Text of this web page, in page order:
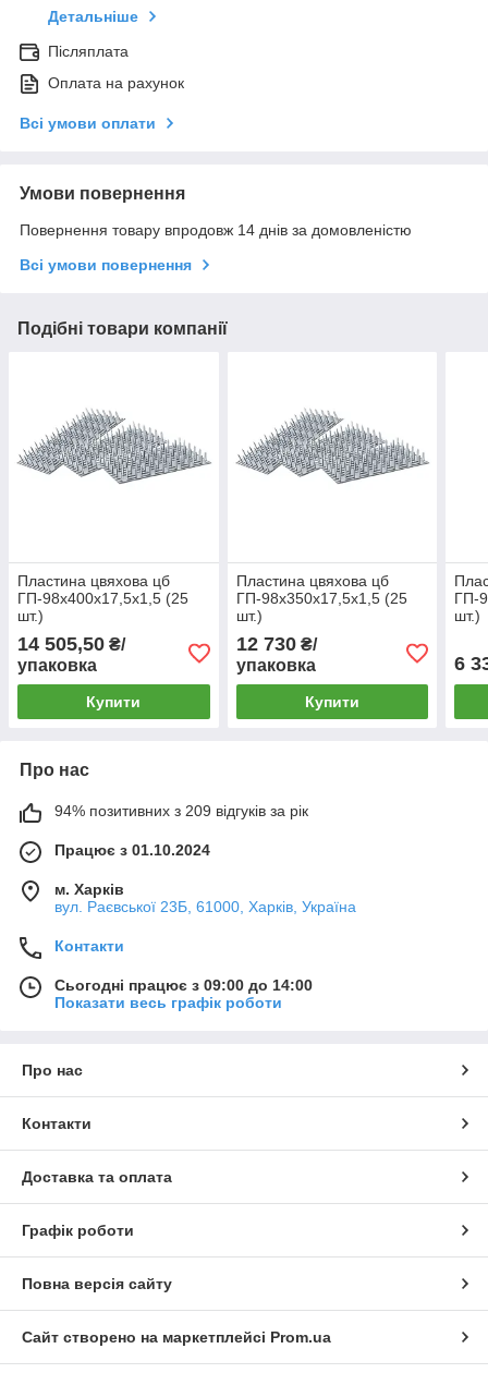
Детальніше
Післяплата
Оплата на рахунок
Всі умови оплати
Умови повернення
Повернення товару впродовж 14 днів за домовленістю
Всі умови повернення
Подібні товари компанії
Пластина цвяхова цб
ГП-98х400х17,5х1,5 (25
шт.)
14 505,50 ₴/
упаковка
Купити
Пластина цвяхова цб
ГП-98х350х17,5х1,5 (25
шт.)
12 730₴/
упаковка
Купити
ГП-
шт.)
6
Про нас
94% позитивних з 209 відгуків за рік
Працює з 01.10.2024
м. Харків
вул. Раєвської 23Б, 61000, Харків, Україна
Контакти
Сьогодні працює з 09:00 до 14:00
Показати весь графік роботи
Про нас
Контакти
Доставка та оплата
Графік роботи
Повна версія сайту
Сайт створено на маркетплейсі Prom.ua